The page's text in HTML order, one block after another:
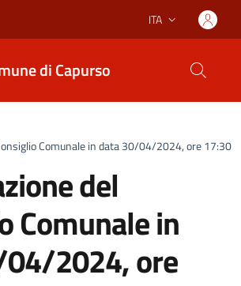
Lingua attiva:
ITA
di Capurso
Comunale in data 30/04/2024, ore 17:30
del
Comunale in
2024, ore